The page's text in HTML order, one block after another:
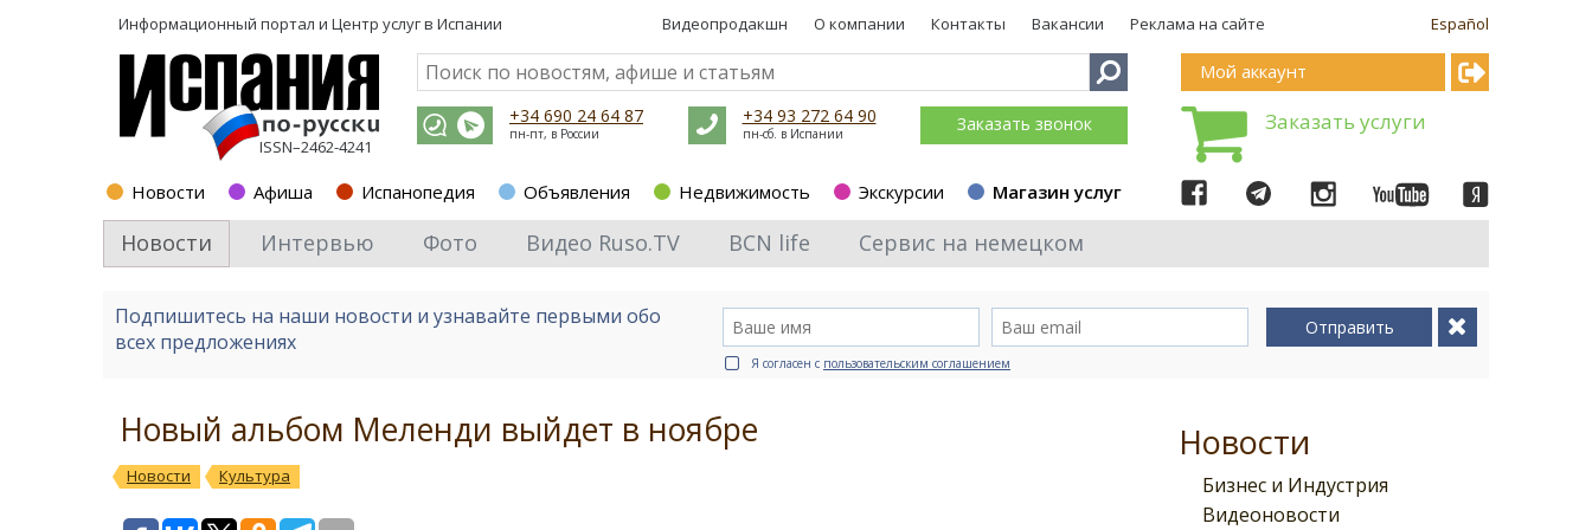
Информационный портал и Центр услуг в Испании Español
Видеопродакшн О компании Контакты Вакансии Реклама на сайте
ISSN–2462-4241
+34 690 24 64 87
пн-пт, в России
+34 93 272 64 90
пн-сб. в Испании Заказать звонок
Новости Афиша Испанопедия Объявления Недвижимость Экскурсии Магазин услуг
Мой аккаунт
Заказать услуги
Новости Интервью Фото Видео Ruso.TV BCN life Сервис на немецком
Подпишитесь на наши новости и узнавайте первыми обо
всех предложениях
Отправить
Я согласен с пользовательским соглашением
Новости
Бизнес и Индустрия
Видеоновости
Новый альбом Меленди выйдет в ноябре
Новости Культура